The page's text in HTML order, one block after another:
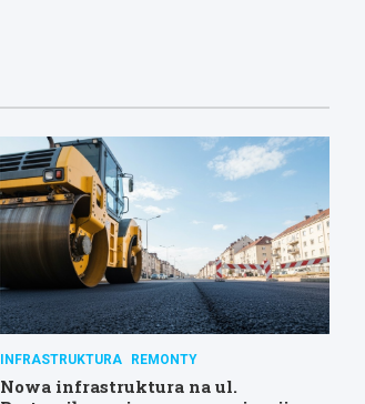
INFRASTRUKTURA REMONTY
Nowa infrastruktura na ul.